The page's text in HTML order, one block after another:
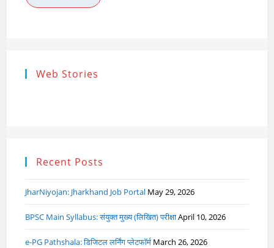
Email
Web Stories
Research
Ethics (शोध
Recent Posts
JharNiyojan: Jharkhand Job Portal May 29, 2026
BPSC Main Syllabus: संयुक्त मुख्य (लिखित) परीक्षाApril 10, 2026
e-PG Pathshala: डिजिटल लर्निंग प्लेटफॉर्म March 26, 2026